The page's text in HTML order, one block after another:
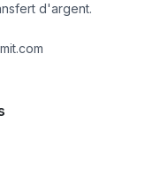
d'argent.